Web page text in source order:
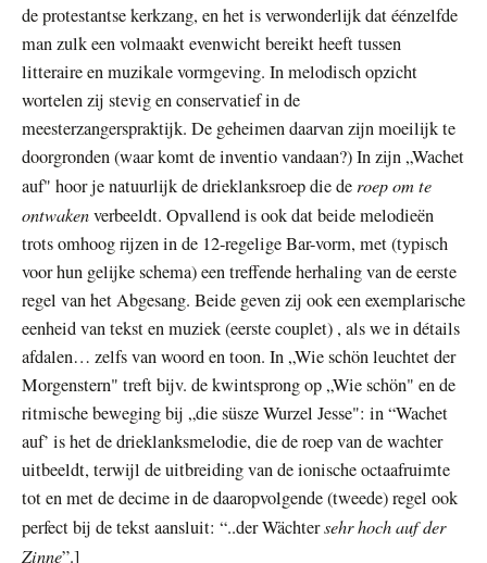
de protestantse kerkzang, en het is verwonderlijk dat éénzelfde
man zulk een volmaakt evenwicht bereikt heeft tussen
litteraire en muzikale vormgeving. In melodisch opzicht
wortelen zij stevig en conservatief in de
meesterzangerspraktijk. De geheimen daarvan zijn moeilijk te
doorgronden (waar komt de inventio vandaan?) In zijn „Wachet
auf" hoor je natuurlijk de drieklanksroep die de roep om te
ontwakenverbeeldt. Opvallend is ook dat beide melodieën
trots omhoog rijzen in de 12-regelige Bar-vorm, met (typisch
voor hun gelijke schema) een treffende herhaling van de eerste
regel van het Abgesang. Beide geven zij ook een exemplarische
eenheid van tekst en muziek (eerste couplet) , als we in détails
afdalen… zelfs van woord en toon. In „Wie schön leuchtet der
Morgenstern" treft bijv. de kwintsprong op „Wie schön" en de
ritmische beweging bij „die süsze Wurzel Jesse": in “Wachet
auf’ is het de drieklanksmelodie, die de roep van de wachter
uitbeeldt, terwijl de uitbreiding van de ionische octaafruimte
tot en met de decime in de daaropvolgende (tweede) regel ook
perfect bij de tekst aansluit: “..der Wächtersehr hoch auf der
Zinne”.]